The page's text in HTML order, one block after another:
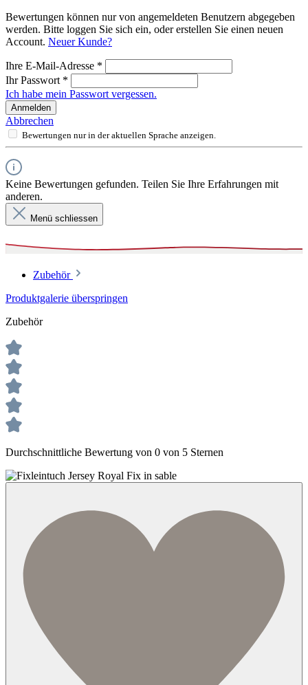
Bewertungen können nur von angemeldeten Benutzern abgegeben
werden. Bitte loggen Sie sich ein, oder erstellen Sie einen neuen
Account. Neuer Kunde?
Ihre E-Mail-Adresse *
Ihr Passwort *
Ich habe mein Passwort vergessen.
Anmelden
Abbrechen
Bewertungen nur in der aktuellen Sprache anzeigen.
Keine Bewertungen gefunden. Teilen Sie Ihre Erfahrungen mit
anderen.
Menü schliessen
Zubehör
Produktgalerie überspringen
Zubehör
Durchschnittliche Bewertung von 0 von 5 Sternen